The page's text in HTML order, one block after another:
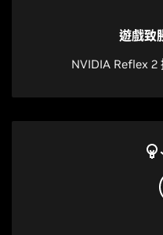
遊戲致
NVIDIA Reflex 2